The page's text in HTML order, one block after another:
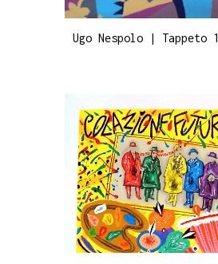
Ugo Nespolo | Tappeto 1